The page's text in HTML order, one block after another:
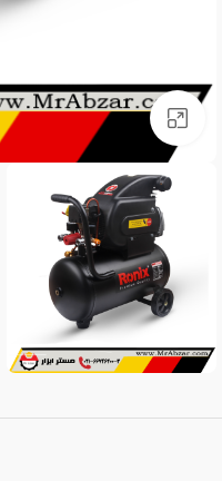
برای بزرگنمایی کلیک کنید